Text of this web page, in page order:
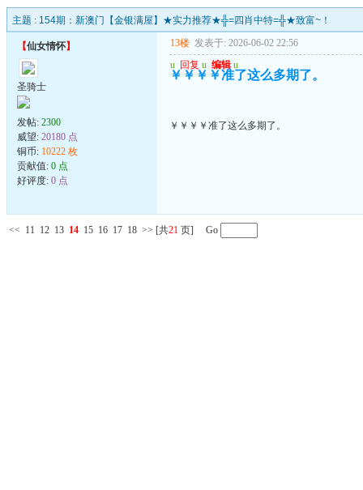
主题 : 154期：新澳门【金银满屋】★实力推荐★╬=四肖中特=╬★致富~！
【仙女情怀】
圣骑士
发帖: 2300
威望: 20180 点
铜币: 10222 枚
贡献值: 0 点
好评度: 0 点
13楼 发表于: 2026-06-02 22:56
u 回复 u 编辑 u
￥￥￥￥准了这么多期了。
￥￥￥￥准了这么多期了。
<< 11 12 13 14 15 16 17 18 >> [共21 页] Go